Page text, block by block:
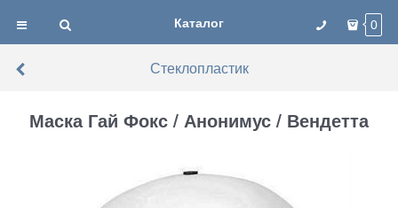
Каталог 0
Стеклопластик
Маска Гай Фокс / Анонимус / Вендетта